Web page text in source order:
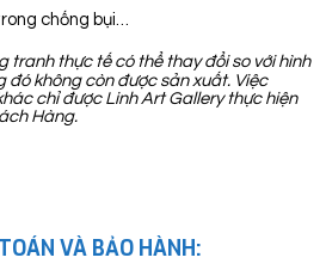
chống bụi…
tranh thực tế có thể thay đổi so với hình
đó không còn được sản xuất. Việc
chỉ được Linh Art Gallery thực hiện
Hàng.
VÀ BẢO HÀNH: